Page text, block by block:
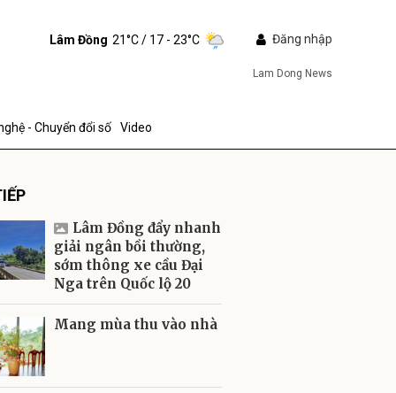
Lâm Đồng 21°C/ 17 - 23°C Đăng nhập
Lam Dong News
- Chuyển đổi số Video
Lâm Đồng đẩy nhanh
giải ngân bồi thường,
sớm thông xe cầu Đại
Nga trên Quốc lộ 20
Mang mùa thu vào nhà